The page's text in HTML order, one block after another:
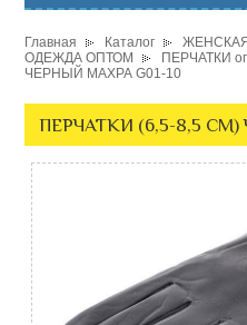
Главная Каталог
ОДЕЖДА ОПТОМ
ПЕРЧАТКИ
ЧЕРНЫЙ МАХРА G01-10
ПЕРЧАТКИ (6,5-8,5 СМ)